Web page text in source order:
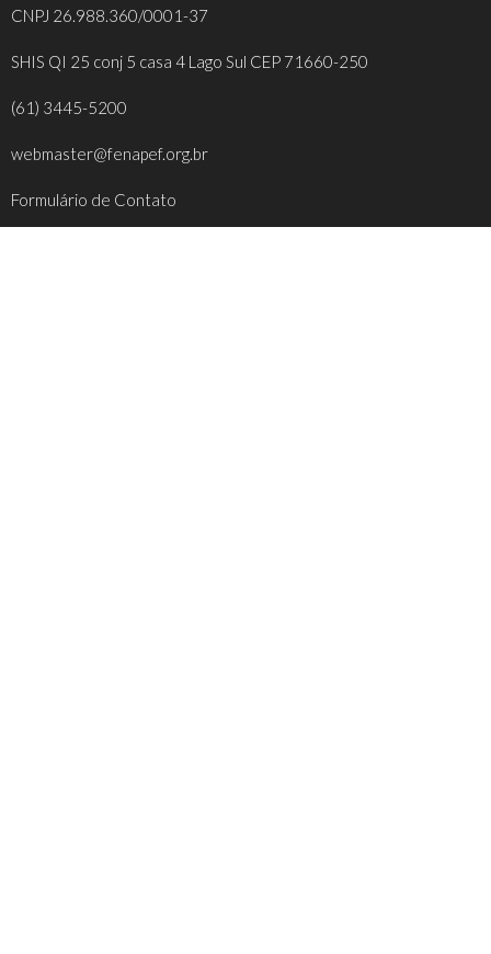
CNPJ 26.988.360/0001-37
SHIS QI 25 conj 5 casa 4 Lago Sul CEP 71660-250
(61) 3445-5200
webmaster@fenapef.org.br
Formulário de Contato